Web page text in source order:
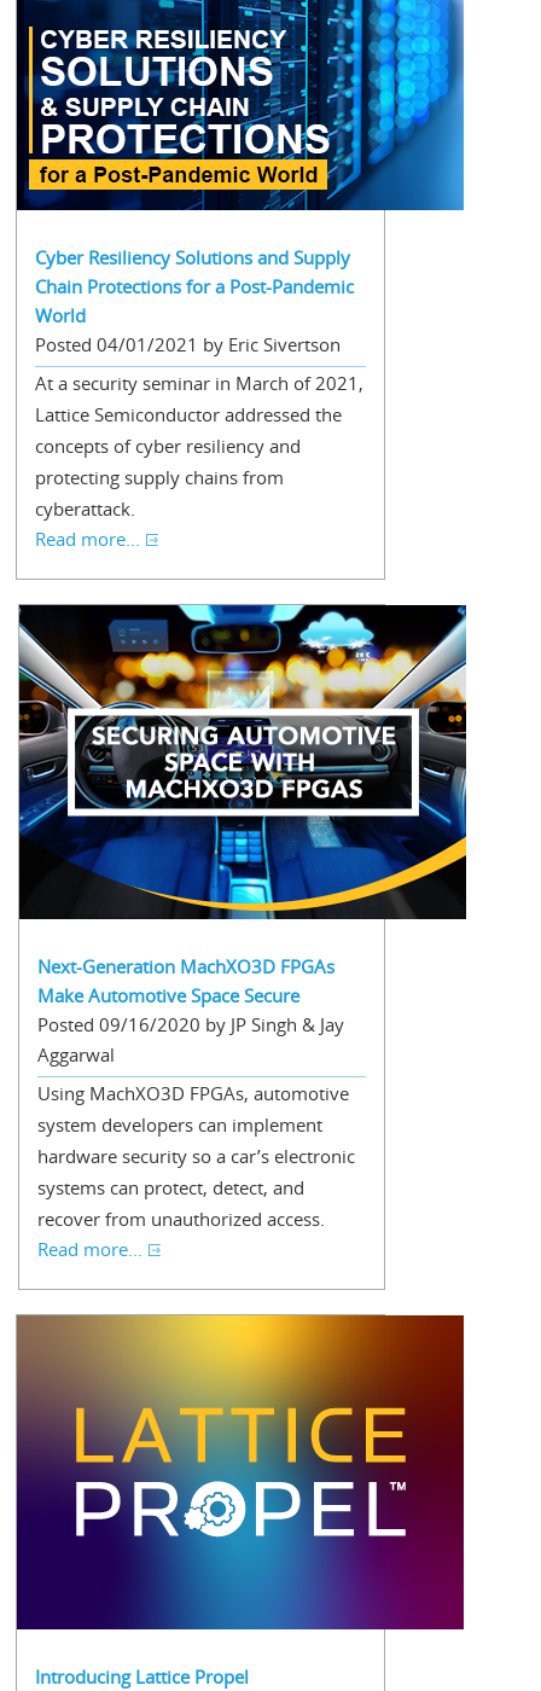
Cyber Resiliency Solutions and Supply
Chain Protections for a Post-Pandemic
World
Posted 04/01/2021 by Eric Sivertson
At a security seminar in March of 2021,
Lattice Semiconductor addressed the
concepts of cyber resiliency and
protecting supply chains from
cyberattack.
Read more...
Next-Generation MachXO3D FPGAs
Make Automotive Space Secure
Posted 09/16/2020 by JP Singh & Jay
Aggarwal
Using MachXO3D FPGAs, automotive
system developers can implement
hardware security so a car’s electronic
systems can protect, detect, and
recover from unauthorized access.
Read more...
Introducing Lattice Propel